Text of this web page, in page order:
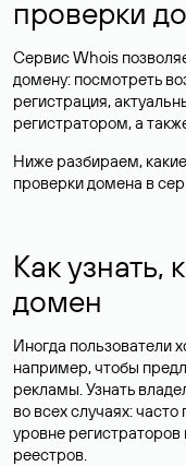
проверки
Сервис Whois
домену: посмотреть
регистрация,
регистратором, а
Ниже разбираем,
проверки домена в
Как узнать,
домен
Иногда пользователи
например, чтобы
рекламы. Узнать
во всех случаях:
уровне
реестров.